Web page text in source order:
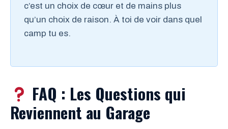
c’est un choix de cœur et de mains plus
qu’un choix de raison. À toi de voir dans quel
camp tu es.
FAQ : Les Questions qui
Reviennent au Garage